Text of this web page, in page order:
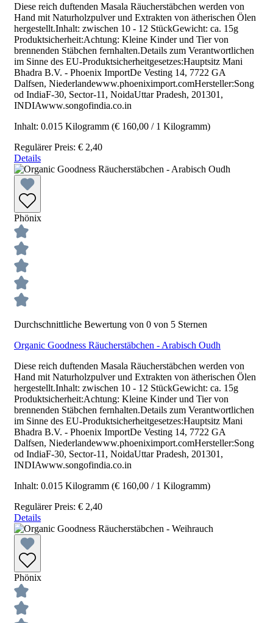
Diese reich duftenden Masala Räucherstäbchen werden von
Hand mit Naturholzpulver und Extrakten von ätherischen Ölen
hergestellt.Inhalt: zwischen 10 - 12 StückGewicht: ca. 15g
Produktsicherheit:Achtung: Kleine Kinder und Tier von
brennenden Stäbchen fernhalten.Details zum Verantwortlichen
im Sinne des EU-Produktsicherheitgesetzes:Hauptsitz Mani
Bhadra B.V. - Phoenix ImportDe Vesting 14, 7722 GA
Dalfsen, Niederlandewww.phoeniximport.comHersteller:Song
od IndiaF-30, Sector-11, NoidaUttar Pradesh, 201301,
INDIAwww.songofindia.co.in
Inhalt: 0.015 Kilogramm (€ 160,00 / 1 Kilogramm)
Regulärer Preis: € 2,40
Details
Phönix
Durchschnittliche Bewertung von 0 von 5 Sternen
Organic Goodness Räucherstäbchen - Arabisch Oudh
Diese reich duftenden Masala Räucherstäbchen werden von
Hand mit Naturholzpulver und Extrakten von ätherischen Ölen
hergestellt.Inhalt: zwischen 10 - 12 StückGewicht: ca. 15g
Produktsicherheit:Achtung: Kleine Kinder und Tier von
brennenden Stäbchen fernhalten.Details zum Verantwortlichen
im Sinne des EU-Produktsicherheitgesetzes:Hauptsitz Mani
Bhadra B.V. - Phoenix ImportDe Vesting 14, 7722 GA
Dalfsen, Niederlandewww.phoeniximport.comHersteller:Song
od IndiaF-30, Sector-11, NoidaUttar Pradesh, 201301,
INDIAwww.songofindia.co.in
Inhalt: 0.015 Kilogramm (€ 160,00 / 1 Kilogramm)
Regulärer Preis: € 2,40
Details
Phönix